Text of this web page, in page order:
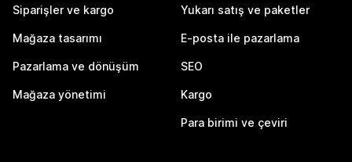
Siparişler ve kargo
Mağaza tasarımı
Pazarlama ve dönüşüm
Mağaza yönetimi
Yukarı satış ve paketler
E-posta ile pazarlama
SEO
Kargo
Para birimi ve çeviri